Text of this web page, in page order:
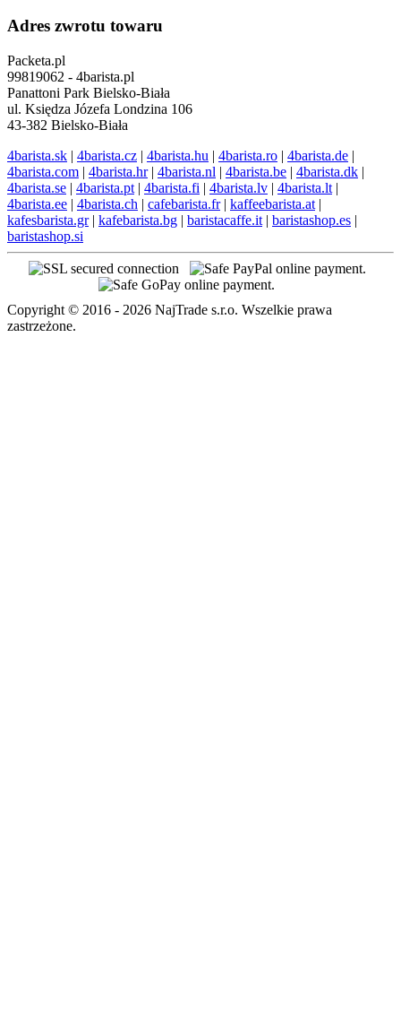
Adres zwrotu towaru
Packeta.pl
99819062 - 4barista.pl
Panattoni Park Bielsko-Biała
ul. Księdza Józefa Londzina 106
43-382 Bielsko-Biała
4barista.sk | 4barista.cz | 4barista.hu | 4barista.ro | 4barista.de |
4barista.com | 4barista.hr| 4barista.nl | 4barista.be | 4barista.dk |
4barista.se | 4barista.pt | 4barista.fi | 4barista.lv | 4barista.lt |
4barista.ee | 4barista.ch | cafebarista.fr| kaffeebarista.at |
kafesbarista.gr| kafebarista.bg | baristacaffe.it | baristashop.es |
baristashop.si
Copyright © 2016 - 2026 NajTrade s.r.o. Wszelkie prawa
zastrzeżone.